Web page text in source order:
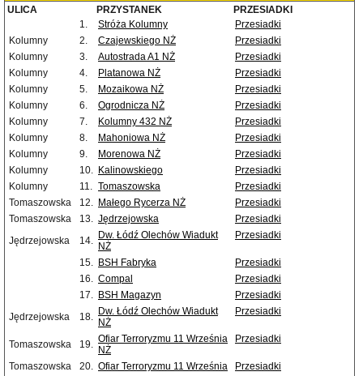
ULICA PRZYSTANEK
PRZESIADKI
1.
Stróża Kolumny
Przesiadki
Kolumny
2. Czajewskiego NŻ
Przesiadki
Kolumny
3. Autostrada A1 NŻ
Przesiadki
Kolumny
4. Platanowa NŻ
Przesiadki
Kolumny
5. Mozaikowa NŻ
Przesiadki
Kolumny
6. Ogrodnicza NŻ
Przesiadki
Kolumny
7. Kolumny 432 NŻ
Przesiadki
Kolumny
8. Mahoniowa NŻ
Przesiadki
Kolumny
9. Morenowa NŻ
Przesiadki
Kolumny
10. Kalinowskiego
Przesiadki
Kolumny
11. Tomaszowska
Przesiadki
Tomaszowska
12. Małego Rycerza NŻ
Przesiadki
Tomaszowska
13. Jędrzejowska
Przesiadki
Jędrzejowska
14. Dw. Łódź Olechów Wiadukt
NŻ
Przesiadki
15. BSH Fabryka
Przesiadki
16. Compal
Przesiadki
17. BSH Magazyn
Przesiadki
Jędrzejowska
18. Dw. Łódź Olechów Wiadukt
NŻ
Przesiadki
Tomaszowska 19. Ofiar Terroryzmu 11 Września
NŻ
Przesiadki
Tomaszowska 20. Ofiar Terroryzmu 11 Września
Przesiadki